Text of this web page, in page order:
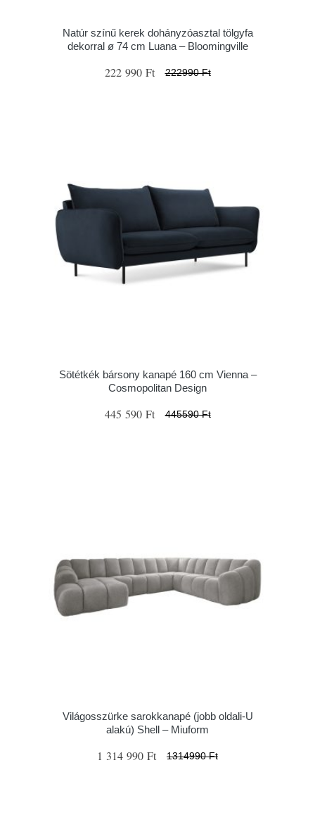
Natúr színű kerek dohányzóasztal tölgyfa
dekorral ø 74 cm Luana – Bloomingville
222 990 Ft 222990 Ft
Sötétkék bársony kanapé 160 cm Vienna –
Cosmopolitan Design
445 590 Ft 445590 Ft
Világosszürke sarokkanapé (jobb oldali-U
alakú) Shell – Miuform
1 314 990 Ft 1314990 Ft